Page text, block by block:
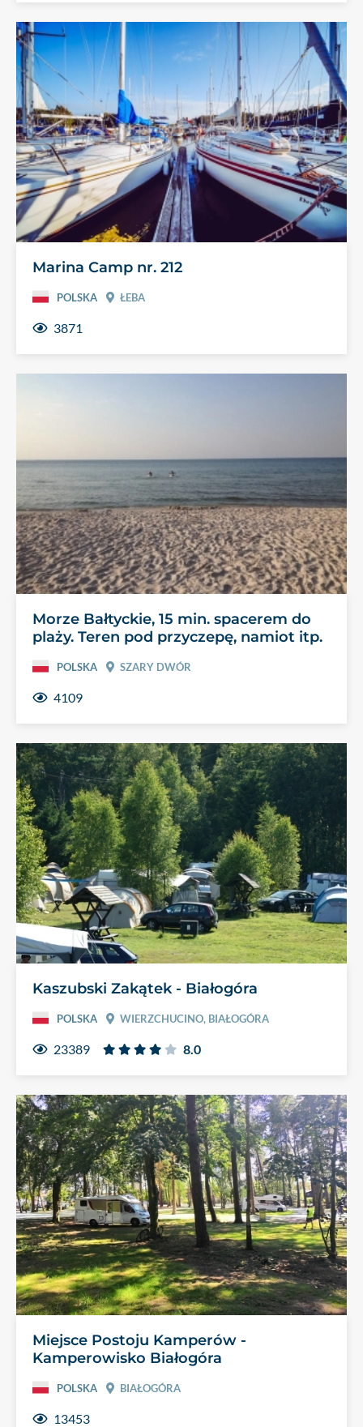
Marina Camp nr. 212
POLSKA ŁEBA
3871
Morze Bałtyckie, 15 min. spacerem do
plaży. Teren pod przyczepę, namiot itp.
POLSKA SZARY DWÓR
4109
Kaszubski Zakątek - Białogóra
POLSKA WIERZCHUCINO, BIAŁOGÓRA
23389 8.0
Miejsce Postoju Kamperów -
Kamperowisko Białogóra
POLSKA BIAŁOGÓRA
13453